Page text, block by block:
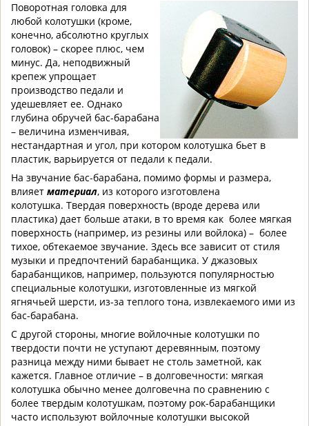
Поворотная головка для
любой колотушки (кроме,
конечно, абсолютно круглых
головок) – скорее плюс, чем
минус. Да, неподвижный
крепеж упрощает
производство педали и
удешевляет ее. Однако
глубина обручей бас-барабана
– величина изменчивая,
нестандартная и угол, при котором колотушка бьет в
пластик, варьируется от педали к педали.
На звучание бас-барабана, помимо формы и размера,
влияет материал, из которого изготовлена
колотушка. Твердая поверхность (вроде дерева или
пластика) дает больше атаки, в то время как более мягкая
поверхность (например, из резины или войлока) – более
тихое, обтекаемое звучание. Здесь все зависит от стиля
музыки и предпочтений барабанщика. У джазовых
барабанщиков, например, пользуются популярностью
специальные колотушки, изготовленные из мягкой
ягнячьей шерсти, из-за теплого тона, извлекаемого ими из
бас-барабана.
С другой стороны, многие войлочные колотушки по
твердости почти не уступают деревянным, поэтому
разница между ними бывает не столь заметной, как
кажется. Главное отличие – в долговечности: мягкая
колотушка обычно менее долговечна по сравнению с
более твердым колотушкам, поэтому рок-барабанщики
часто используют войлочные колотушки высокой